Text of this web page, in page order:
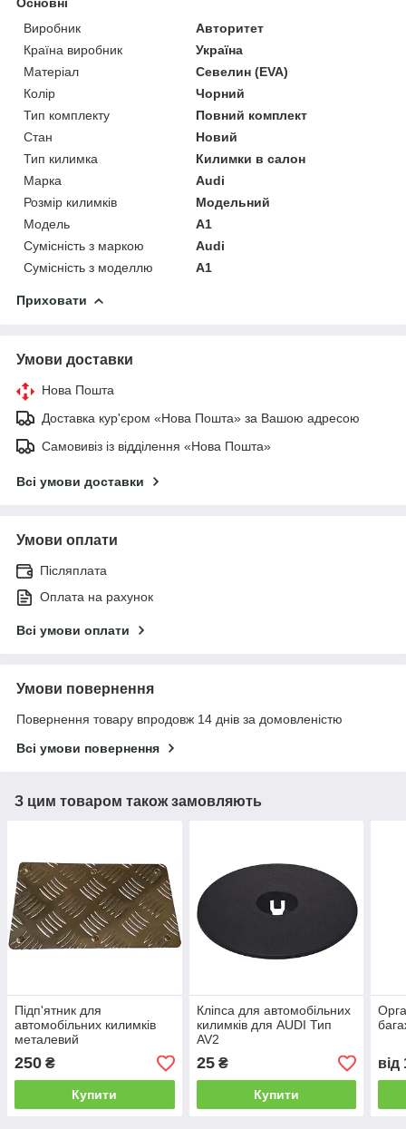
Виробник
Авторитет
Країна виробник
Україна
Матеріал
Севелин (EVA)
Колір
Чорний
Тип комплекту
Повний комплект
Стан
Новий
Тип килимка
Килимки в салон
Марка
Audi
Розмір килимків
Модельний
Модель
A1
Сумісність з маркою
Audi
Сумісність з моделлю
A1
Приховати
Умови доставки
Нова Пошта
Доставка кур'єром «Нова Пошта» за Вашою адресою
Самовивіз із відділення «Нова Пошта»
Всі умови доставки
Умови оплати
Післяплата
Оплата на рахунок
Всі умови оплати
Умови повернення
Повернення товару впродовж 14 днів за домовленістю
Всі умови повернення
З цим товаром також замовляють
Підп'ятник для
автомобільних килимків
металевий
250 ₴
Купити
Кліпса для автомобільних
килимків для AUDI Тип
AV2
25₴
Купити
від